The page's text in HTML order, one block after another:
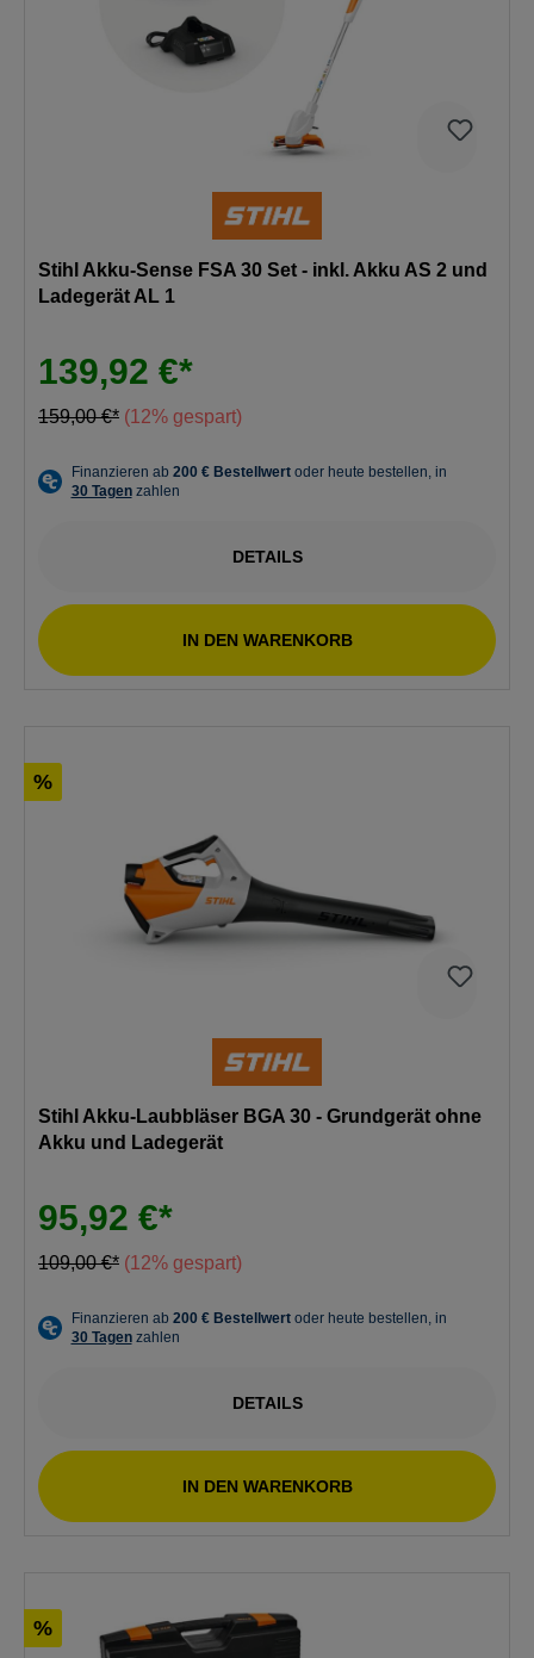
Stihl Akku-Sense FSA 30 Set - inkl. Akku AS 2 und
Ladegerät AL 1
139,92 €*
159,00 €* (12% gespart)
DETAILS
IN DEN WARENKORB
%
Stihl Akku-Laubbläser BGA 30 - Grundgerät ohne
Akku und Ladegerät
95,92 €*
109,00 €* (12% gespart)
DETAILS
IN DEN WARENKORB
%